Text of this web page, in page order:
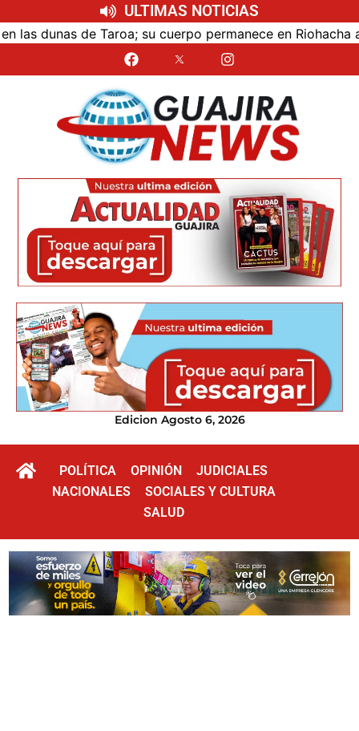
ULTIMAS NOTICIAS
de Taroa; su cuerpo permanece en Riohacha a la
Edicion Agosto 6, 2026
POLÍTICA OPINIÓN
JUDICIALES
NACIONALES
SOCIALES Y CULTURA
SALUD